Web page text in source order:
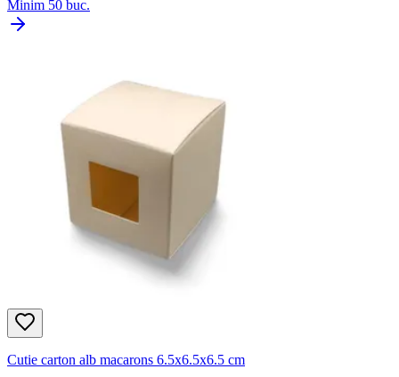
Minim 50 buc.
Cutie carton alb macarons 6.5x6.5x6.5 cm